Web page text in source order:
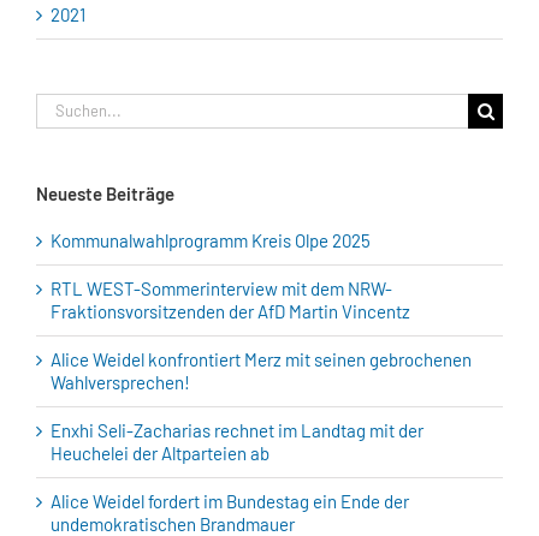
2021
Suche
nach:
Neueste Beiträge
Kommunalwahlprogramm Kreis Olpe 2025
RTL WEST-Sommerinterview mit dem NRW-
Fraktionsvorsitzenden der AfD Martin Vincentz
Alice Weidel konfrontiert Merz mit seinen gebrochenen
Wahlversprechen!
Enxhi Seli-Zacharias rechnet im Landtag mit der
Heuchelei der Altparteien ab
Alice Weidel fordert im Bundestag ein Ende der
undemokratischen Brandmauer